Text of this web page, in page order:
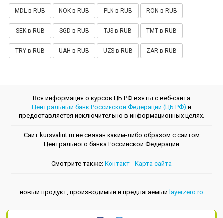
MDL в RUB NOK в RUB PLN в RUB RON в RUB
SEK в RUB SGD в RUB TJS в RUB TMT в RUB
TRY в RUB UAH в RUB UZS в RUB ZAR в RUB
Вся информация о курсов ЦБ РФ взяты с веб-сайта
Центральный банк Российской Федерации (ЦБ РФ) и
предоставляется исключительно в информационных целях.
Сайт kursvaliut.ru не связан каким-либо образом с сайтом
Центрального банкa Российской Федерации
Смотрите также: Контакт - Kарта сайта
новый продукт, производимый и предлагаемый layerzero.ro